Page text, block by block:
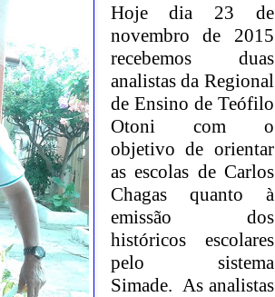
Hoje dia 23 de
novembro de 2015
recebemos duas
analistas da Regional
de Ensino de Teófilo
Otoni com o
objetivo de orientar
as escolas de Carlos
Chagas quanto à
emissão dos
históricos escolares
pelo sistema
Simade. As analistas